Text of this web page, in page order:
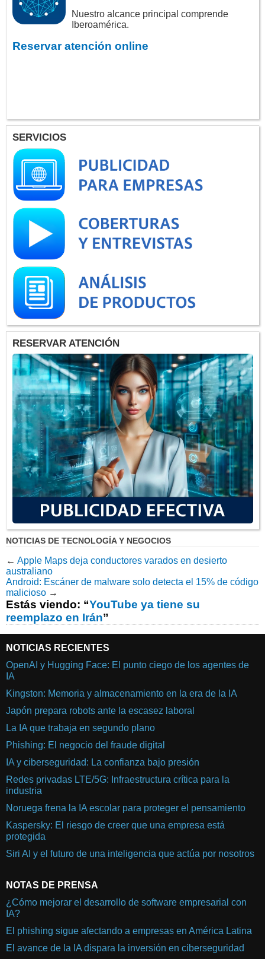
Nuestro alcance principal comprende
Iberoamérica.
Reservar atención online
SERVICIOS
RESERVAR ATENCIÓN
NOTICIAS DE TECNOLOGÍA Y NEGOCIOS
← Apple Maps deja conductores varados en desierto
australiano
Android: Escáner de malware solo detecta el 15% de código
malicioso →
Estás viendo: “YouTube ya tiene su
reemplazo en Irán”
NOTICIAS RECIENTES
OpenAI y Hugging Face: El punto ciego de los agentes de
IA
Kingston: Memoria y almacenamiento en la era de la IA
Japón prepara robots ante la escasez laboral
La IA que trabaja en segundo plano
Phishing: El negocio del fraude digital
IA y ciberseguridad: La confianza bajo presión
Redes privadas LTE/5G: Infraestructura crítica para la
industria
Noruega frena la IA escolar para proteger el pensamiento
Kaspersky: El riesgo de creer que una empresa está
protegida
Siri AI y el futuro de una inteligencia que actúa por nosotros
NOTAS DE PRENSA
¿Cómo mejorar el desarrollo de software empresarial con
IA?
El phishing sigue afectando a empresas en América Latina
El avance de la IA dispara la inversión en ciberseguridad